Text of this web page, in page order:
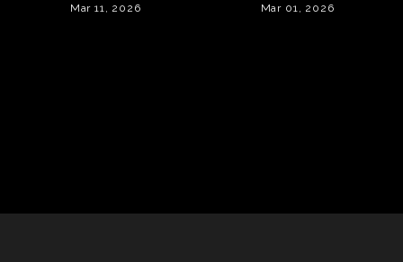
Mar 11, 2026 Mar 01, 2026